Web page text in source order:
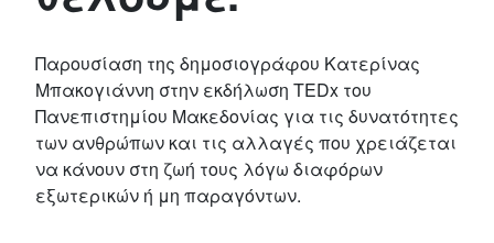
Παρουσίαση της δημοσιογράφου Κατερίνας
Μπακογιάννη στην εκδήλωση TEDx του
Πανεπιστημίου Μακεδονίας για τις δυνατότητες
των ανθρώπων και τις αλλαγές που χρειάζεται
να κάνουν στη ζωή τους λόγω διαφόρων
εξωτερικών ή μη παραγόντων.